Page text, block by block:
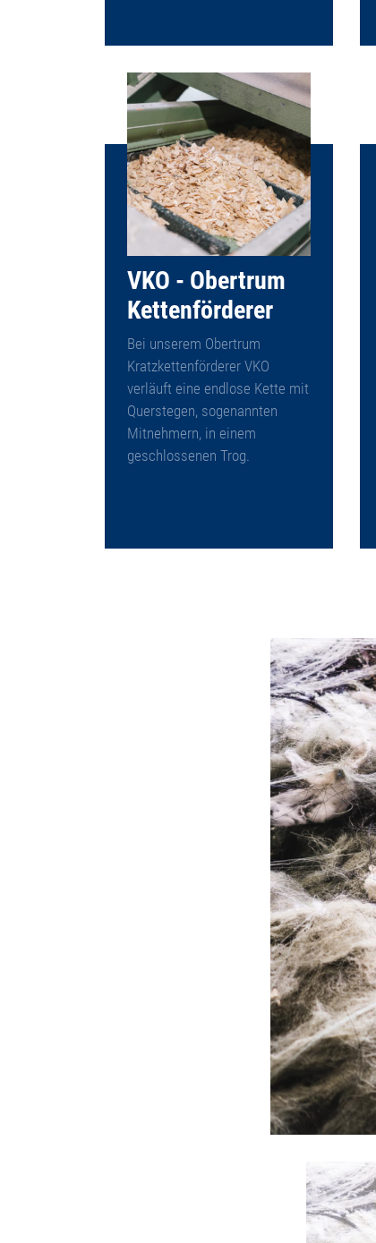
VKO - Obertrum
Kettenförderer
Bei unserem Obertrum
Kratzkettenförderer VKO
verläuft eine endlose Kette mit
Querstegen, sogenannten
Mitnehmern, in einem
geschlossenen Trog.